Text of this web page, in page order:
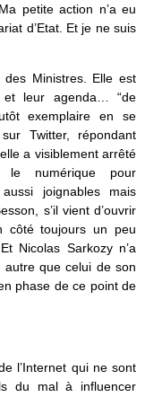
petite action n’a eu
d’Etat. Et je ne suis
Ministres. Elle est
leur agenda… “de
exemplaire en se
Twitter, répondant
a visiblement arrêté
numérique pour
joignables mais
s’il vient d’ouvrir
toujours un peu
Nicolas Sarkozy n’a
que celui de son
phase de ce point de
l’Internet qui ne sont
du mal à influencer